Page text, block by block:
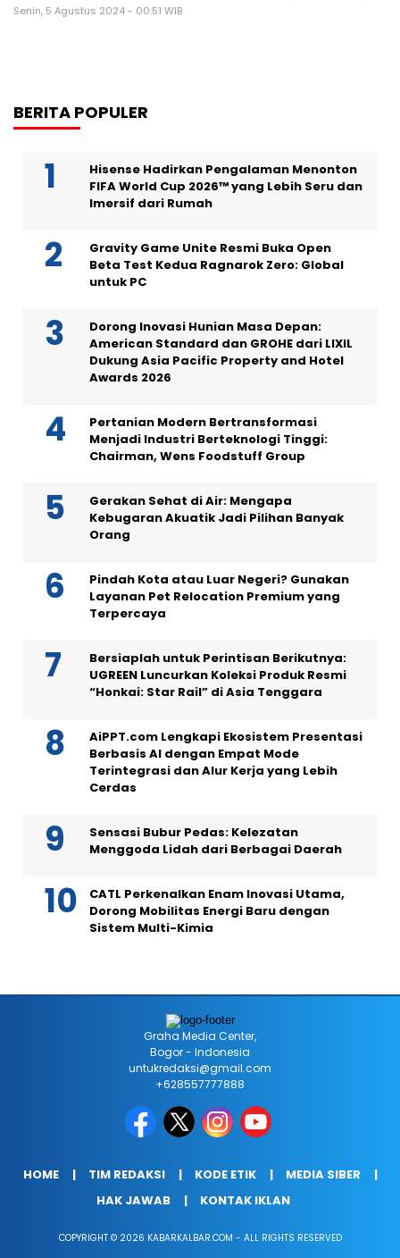
Senin, 5 Agustus 2024 - 00:51 WIB
BERITA POPULER
Hisense Hadirkan Pengalaman Menonton
FIFA World Cup 2026™ yang Lebih Seru dan
Imersif dari Rumah
Gravity Game Unite Resmi Buka Open
Beta Test Kedua Ragnarok Zero: Global
untuk PC
Dorong Inovasi Hunian Masa Depan:
American Standard dan GROHE dari LIXIL
Dukung Asia Pacific Property and Hotel
Awards 2026
Pertanian Modern Bertransformasi
Menjadi Industri Berteknologi Tinggi:
Chairman, Wens Foodstuff Group
Gerakan Sehat di Air: Mengapa
Kebugaran Akuatik Jadi Pilihan Banyak
Orang
Pindah Kota atau Luar Negeri? Gunakan
Layanan Pet Relocation Premium yang
Terpercaya
Bersiaplah untuk Perintisan Berikutnya:
UGREEN Luncurkan Koleksi Produk Resmi
“Honkai: Star Rail” di Asia Tenggara
AiPPT.com Lengkapi Ekosistem Presentasi
Berbasis AI dengan Empat Mode
Terintegrasi dan Alur Kerja yang Lebih
Cerdas
Sensasi Bubur Pedas: Kelezatan
Menggoda Lidah dari Berbagai Daerah
CATL Perkenalkan Enam Inovasi Utama,
Dorong Mobilitas Energi Baru dengan
Sistem Multi-Kimia
Graha Media Center,
Bogor - Indonesia
untukredaksi@gmail.com
+628557777888
HOME TIM REDAKSI KODE ETIK
MEDIA SIBER
HAK JAWAB
KONTAK IKLAN
COPYRIGHT © 2026 KABARKALBAR.COM - ALL RIGHTS RESERVED